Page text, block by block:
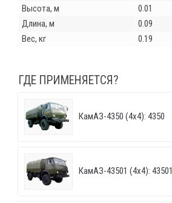
Высота, м
0.01
Длина, м
0.09
Вес, кг
0.19
ГДЕ ПРИМЕНЯЕТСЯ?
КамАЗ-4350 (4х4): 4350
КамАЗ-43501 (4х4): 43501